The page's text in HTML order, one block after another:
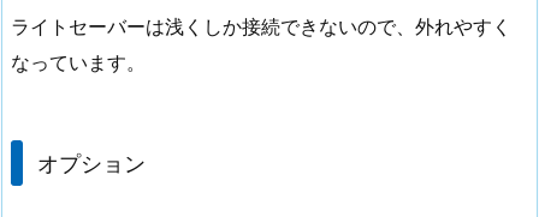
ライトセーバーは浅くしか接続できないので、外れやすく
なっています。
オプション